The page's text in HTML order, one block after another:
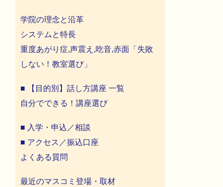
学院の理念と沿革
システムと特長
重度あがり症,声震え,吃音,赤面「失敗
しない！教室選び」
■ 【目的別】話し方講座 一覧
自分でできる！講座選び
■ 入学・申込／相談
■ アクセス／振込口座
よくある質問
最近のマスコミ登場・取材